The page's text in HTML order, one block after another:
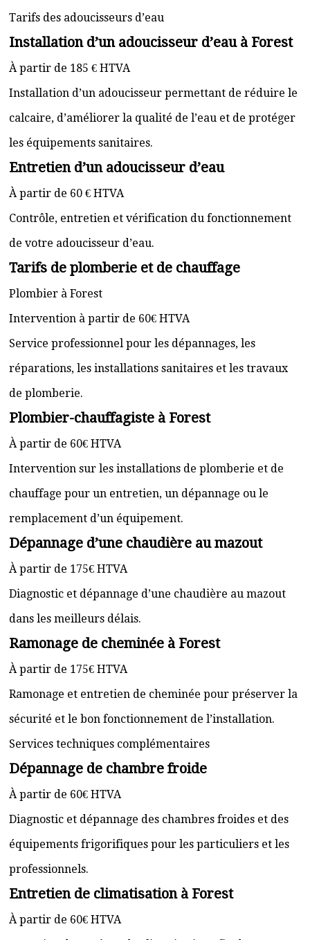
Tarifs des adoucisseurs d’eau
Installation d’un adoucisseur d’eau à Forest
À partir de 185 € HTVA
Installation d’un adoucisseur permettant de réduire le
calcaire, d’améliorer la qualité de l’eau et de protéger
les équipements sanitaires.
Entretien d’un adoucisseur d’eau
À partir de 60 € HTVA
Contrôle, entretien et vérification du fonctionnement
de votre adoucisseur d’eau.
Tarifs de plomberie et de chauffage
Plombier à Forest
Intervention à partir de 60€ HTVA
Service professionnel pour les dépannages, les
réparations, les installations sanitaires et les travaux
de plomberie.
Plombier-chauffagiste à Forest
À partir de 60€ HTVA
Intervention sur les installations de plomberie et de
chauffage pour un entretien, un dépannage ou le
remplacement d’un équipement.
Dépannage d’une chaudière au mazout
À partir de 175€ HTVA
Diagnostic et dépannage d’une chaudière au mazout
dans les meilleurs délais.
Ramonage de cheminée à Forest
À partir de 175€ HTVA
Ramonage et entretien de cheminée pour préserver la
sécurité et le bon fonctionnement de l’installation.
Services techniques complémentaires
Dépannage de chambre froide
À partir de 60€ HTVA
Diagnostic et dépannage des chambres froides et des
équipements frigorifiques pour les particuliers et les
professionnels.
Entretien de climatisation à Forest
À partir de 60€ HTVA